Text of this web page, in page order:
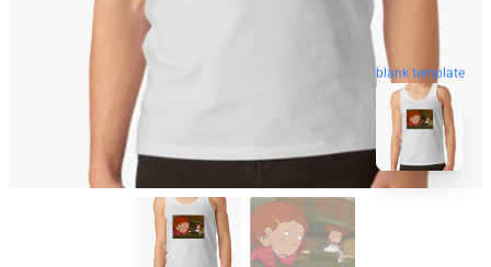
blank template